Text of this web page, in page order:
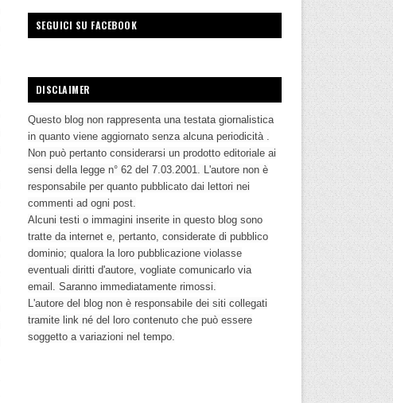
SEGUICI SU FACEBOOK
DISCLAIMER
Questo blog non rappresenta una testata giornalistica
in quanto viene aggiornato senza alcuna periodicità .
Non può pertanto considerarsi un prodotto editoriale ai
sensi della legge n° 62 del 7.03.2001. L'autore non è
responsabile per quanto pubblicato dai lettori nei
commenti ad ogni post.
Alcuni testi o immagini inserite in questo blog sono
tratte da internet e, pertanto, considerate di pubblico
dominio; qualora la loro pubblicazione violasse
eventuali diritti d'autore, vogliate comunicarlo via
email. Saranno immediatamente rimossi.
L'autore del blog non è responsabile dei siti collegati
tramite link né del loro contenuto che può essere
soggetto a variazioni nel tempo.